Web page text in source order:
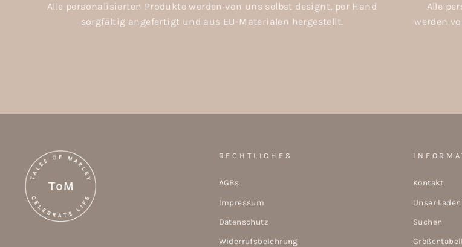
Alle personalisierten Produkte werden von uns selbst designt, per Hand
sorgfältig angefertigt und aus EU-Materialen hergestellt.
Alle
werden
RECHTLICHES
AGBs
Impressum
Datenschutz
Widerrufsbelehrung
Kontakt
Unser
Suchen